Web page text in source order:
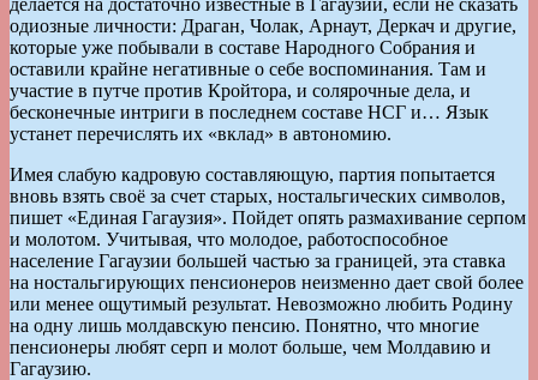
одиозные личности: Драган, Чолак, Арнаут, Деркач и другие,
которые уже побывали в составе Народного Собрания и
оставили крайне негативные о себе воспоминания. Там и
участие в путче против Кройтора, и солярочные дела, и
бесконечные интриги в последнем составе НСГ и… Язык
устанет перечислять их «вклад» в автономию.
Имея слабую кадровую составляющую, партия попытается
вновь взять своё за счет старых, ностальгических символов,
пишет «Единая Гагаузия». Пойдет опять размахивание серпом
и молотом. Учитывая, что молодое, работоспособное
население Гагаузии большей частью за границей, эта ставка
на ностальгирующих пенсионеров неизменно дает свой более
или менее ощутимый результат. Невозможно любить Родину
на одну лишь молдавскую пенсию. Понятно, что многие
пенсионеры любят серп и молот больше, чем Молдавию и
Гагаузию.